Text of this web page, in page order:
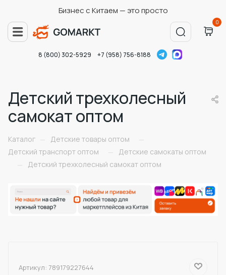
Бизнес с Китаем — это просто
0
8 (800) 302-5929 +7 (958) 756-8188
Детский трехколесный
самокат оптом
Каталог — Детские товары оптом
—
Детский транспорт оптом
—
Детские самокаты оптом
—
Детский трехколесный самокат оптом
Артикул: 789179227644